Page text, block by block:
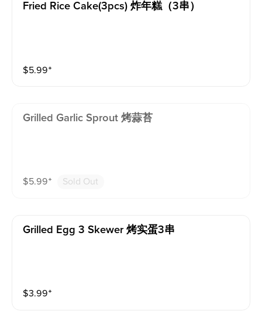
Fried Rice Cake(3pcs) 炸年糕（3串）
$5.99⁺
Grilled Garlic Sprout 烤蒜苔
$5.99⁺ Sold Out
Grilled Egg 3 Skewer 烤实蛋3串
$3.99⁺